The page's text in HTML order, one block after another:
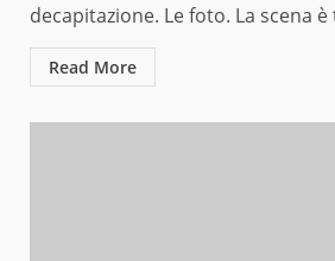
decapitazione. Le foto. La scena
Read More